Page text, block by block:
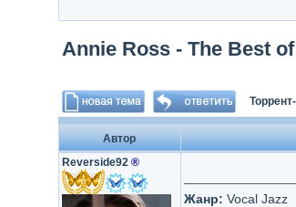
Annie Ross - The Best
Автор
Reverside92 ®
Жанр: Vocal Jazz